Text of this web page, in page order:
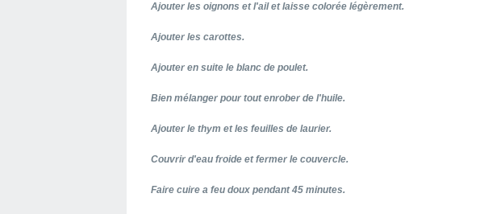
Ajouter les oignons et l'ail et laisse colorée légèrement.
Ajouter les carottes.
Ajouter en suite le blanc de poulet.
Bien mélanger pour tout enrober de l'huile.
Ajouter le thym et les feuilles de laurier.
Couvrir d'eau froide et fermer le couvercle.
Faire cuire a feu doux pendant 45 minutes.